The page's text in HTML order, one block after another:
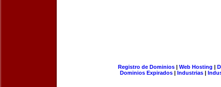
Registro de Dominios| Web Hosting |
Dominios Expirados | Industrias |